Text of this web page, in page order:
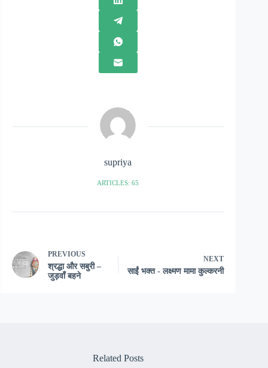
supriya
ARTICLES: 65
PREVIOUS
श्रद्धा और सबुरी –
जुड़वाँ बहने
NEXT
साईं भक्त - लक्ष्मण मामा कुल्करनी
Related Posts